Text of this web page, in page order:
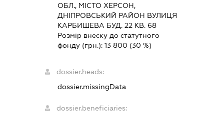
ОБЛ., МІСТО ХЕРСОН,
ДНІПРОВСЬКИЙ РАЙОН ВУЛИЦЯ
КАРБИШЕВА БУД. 22 КВ. 68
Розмір внеску до статутного
фонду (грн.): 13 800 (30 %)
dossier.heads:
dossier.missingData
dossier.beneficiaries: